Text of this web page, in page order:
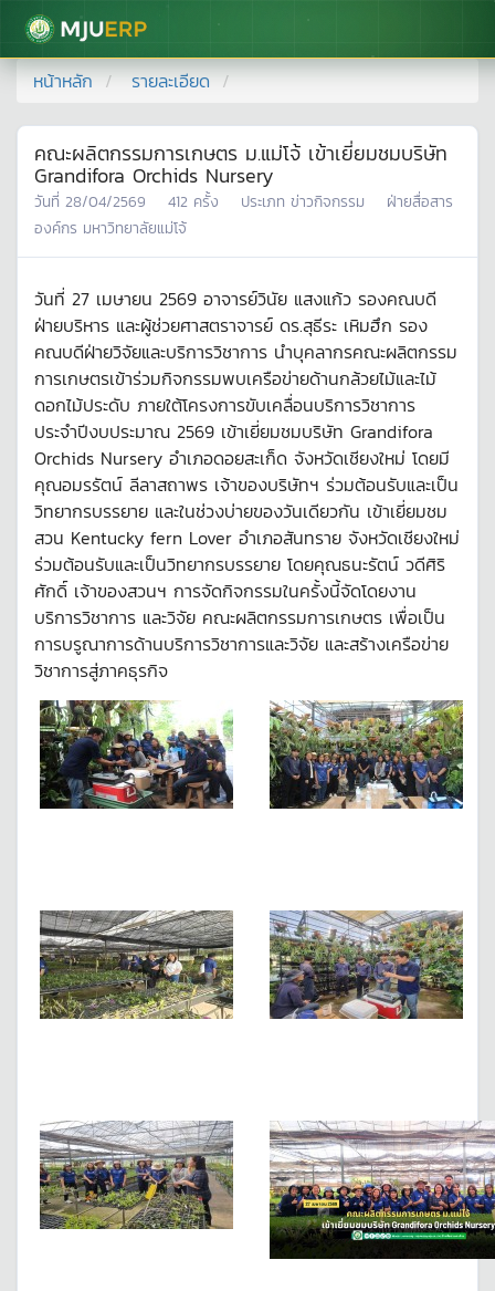
มหาวิทยาลัยแม่โจ้
หน้าหลัก รายละเอียด
คณะผลิตกรรมการเกษตร ม.แม่โจ้ เข้าเยี่ยมชมบริษัท
Grandifora Orchids Nursery
วันที่ 28/04/2569 412 ครั้ง ประเภท ข่าวกิจกรรม
ฝ่ายสื่อสาร
องค์กร มหาวิทยาลัยแม่โจ้
วันที่ 27 เมษายน 2569 อาจารย์วินัย แสงแก้ว รองคณบดี
ฝ่ายบริหาร และผู้ช่วยศาสตราจารย์ ดร.สุธีระ เหิมฮึก รอง
คณบดีฝ่ายวิจัยและบริการวิชาการ นำบุคลากรคณะผลิตกรรม
การเกษตรเข้าร่วมกิจกรรมพบเครือข่ายด้านกล้วยไม้และไม้
ดอกไม้ประดับ ภายใต้โครงการขับเคลื่อนบริการวิชาการ
ประจำปีงบประมาณ 2569 เข้าเยี่ยมชมบริษัท Grandifora
Orchids Nursery อำเภอดอยสะเก็ด จังหวัดเชียงใหม่ โดยมี
คุณอมรรัตน์ ลีลาสถาพร เจ้าของบริษัทฯ ร่วมต้อนรับและเป็น
วิทยากรบรรยาย และในช่วงบ่ายของวันเดียวกัน เข้าเยี่ยมชม
สวน Kentucky fern Lover อำเภอสันทราย จังหวัดเชียงใหม่
ร่วมต้อนรับและเป็นวิทยากรบรรยาย โดยคุณธนะรัตน์ วดีศิริ
ศักดิ์ เจ้าของสวนฯ การจัดกิจกรรมในครั้งนี้จัดโดยงาน
บริการวิชาการ และวิจัย คณะผลิตกรรมการเกษตร เพื่อเป็น
การบรูณาการด้านบริการวิชาการและวิจัย และสร้างเครือข่าย
วิชาการสู่ภาคธุรกิจ